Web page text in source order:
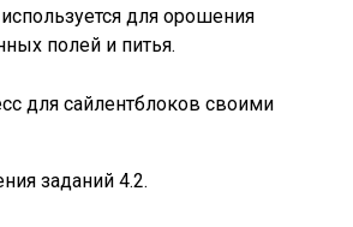
для орошения
полей и питья.
для сайлентблоков своими
заданий 4.2.